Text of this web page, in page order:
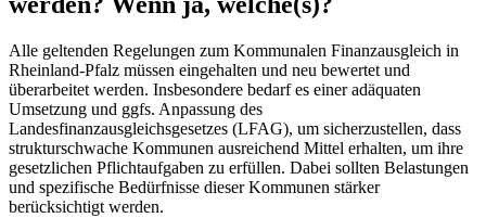
Alle geltenden Regelungen zum Kommunalen Finanzausgleich in
Rheinland-Pfalz müssen eingehalten und neu bewertet und
überarbeitet werden. Insbesondere bedarf es einer adäquaten
Umsetzung und ggfs. Anpassung des
Landesfinanzausgleichsgesetzes (LFAG), um sicherzustellen, dass
strukturschwache Kommunen ausreichend Mittel erhalten, um ihre
gesetzlichen Pflichtaufgaben zu erfüllen. Dabei sollten Belastungen
und spezifische Bedürfnisse dieser Kommunen stärker
berücksichtigt werden.